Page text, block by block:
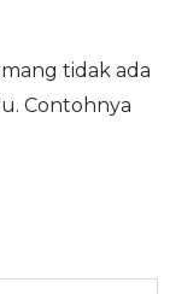
tidak ada
Contohnya